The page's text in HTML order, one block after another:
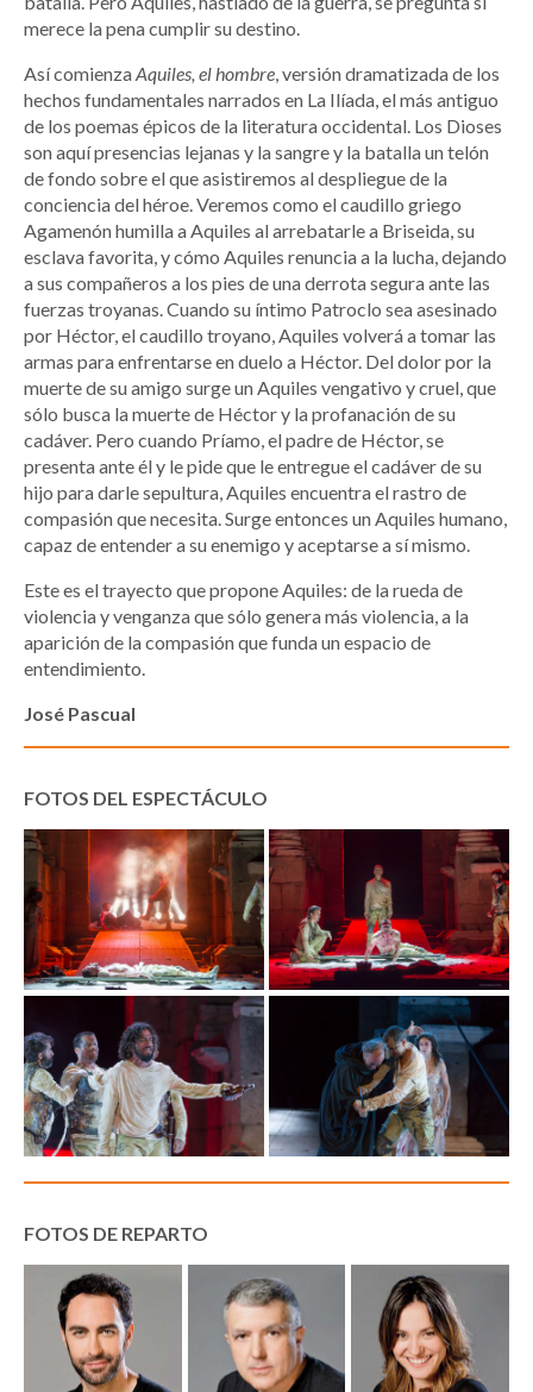
merece la pena cumplir su destino.
Así comienzaAquiles, el hombre, versión dramatizada de los
hechos fundamentales narrados en La Ilíada, el más antiguo
de los poemas épicos de la literatura occidental. Los Dioses
son aquí presencias lejanas y la sangre y la batalla un telón
de fondo sobre el que asistiremos al despliegue de la
conciencia del héroe. Veremos como el caudillo griego
Agamenón humilla a Aquiles al arrebatarle a Briseida, su
esclava favorita, y cómo Aquiles renuncia a la lucha, dejando
a sus compañeros a los pies de una derrota segura ante las
fuerzas troyanas. Cuando su íntimo Patroclo sea asesinado
por Héctor, el caudillo troyano, Aquiles volverá a tomar las
armas para enfrentarse en duelo a Héctor. Del dolor por la
muerte de su amigo surge un Aquiles vengativo y cruel, que
sólo busca la muerte de Héctor y la profanación de su
cadáver. Pero cuando Príamo, el padre de Héctor, se
presenta ante él y le pide que le entregue el cadáver de su
hijo para darle sepultura, Aquiles encuentra el rastro de
compasión que necesita. Surge entonces un Aquiles humano,
capaz de entender a su enemigo y aceptarse a sí mismo.
Este es el trayecto que propone Aquiles: de la rueda de
violencia y venganza que sólo genera más violencia, a la
aparición de la compasión que funda un espacio de
entendimiento.
José Pascual
FOTOS DEL ESPECTÁCULO
FOTOS DE REPARTO